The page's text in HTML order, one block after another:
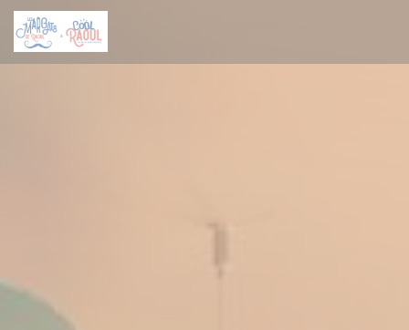
Cookie管理面板